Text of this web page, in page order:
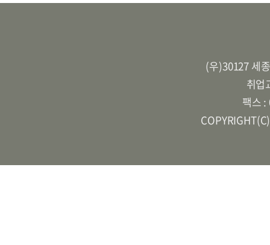
(우)30127 세
취업
팩스